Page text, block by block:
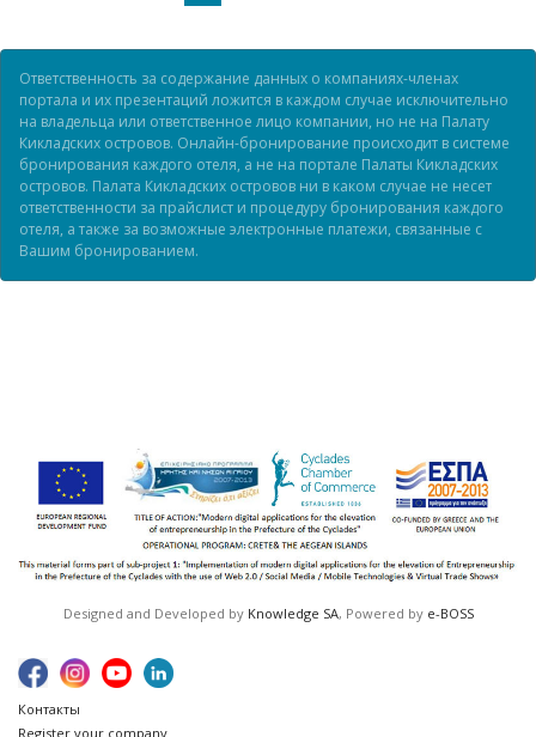
Ответственность за содержание данных о компаниях-членах
портала и их презентаций ложится в каждом случае исключительно
на владельца или ответственное лицо компании, но не на Палату
Кикладских островов. Онлайн-бронирование происходит в системе
бронирования каждого отеля, а не на портале Палаты Кикладских
островов. Палата Кикладских островов ни в каком случае не несет
ответственности за прайслист и процедуру бронирования каждого
отеля, а также за возможные электронные платежи, связанные с
Вашим бронированием.
Designed and Developed by Knowledge SA, Powered by e-BOSS
Контакты
Register your company